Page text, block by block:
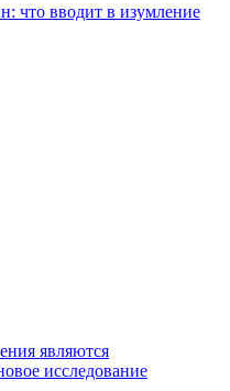
что вводит в изумление
являются
исследование